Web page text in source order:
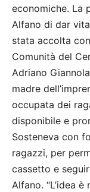
economiche. La
Alfano di dar
stata accolta
Comunità del
Adriano
madre
occupata dei
disponibile e
Sosteneva con
ragazzi, per
cassetto e
Alfano. “L’idea